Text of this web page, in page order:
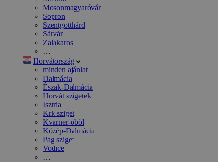
Mosonmagyaróvár
Sopron
Szentgotthárd
Sárvár
Zalakaros
…
Horvátország
minden ajánlat
Dalmácia
Észak-Dalmácia
Horvát szigetek
Isztria
Krk sziget
Kvarner-öböl
Közép-Dalmácia
Pag sziget
Vodice
…